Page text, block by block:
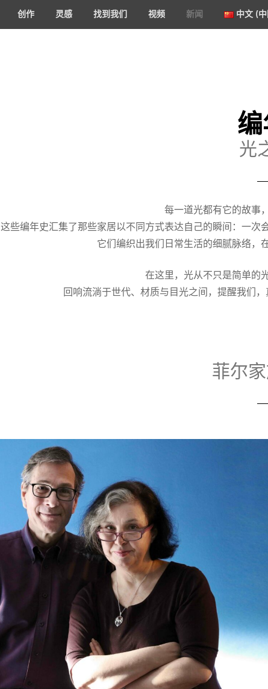
创作 灵感 找到我们 视频 新闻 中文 (中
光
每一道光都有它的故事
这些编年史汇集了那些家居以不同方式表达自己的瞬间：一次
它们编织出我们日常生活的细腻脉络，
在这里，光从不只是简单的
回响流淌于世代、材质与目光之间，提醒我们
菲尔